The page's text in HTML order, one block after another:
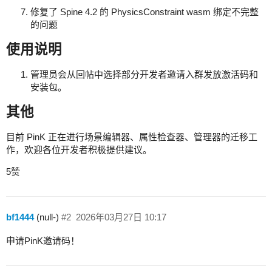
修复了 Spine 4.2 的 PhysicsConstraint wasm 绑定不完整
的问题
使用说明
管理员会从回帖中选择部分开发者邀请入群发放激活码和
安装包。
其他
目前 PinK 正在进行场景编辑器、属性检查器、管理器的迁移工
作，欢迎各位开发者积极提供建议。
5赞
bf1444(null-) 2026年03月27日 10:17
#2
申请PinK邀请码！